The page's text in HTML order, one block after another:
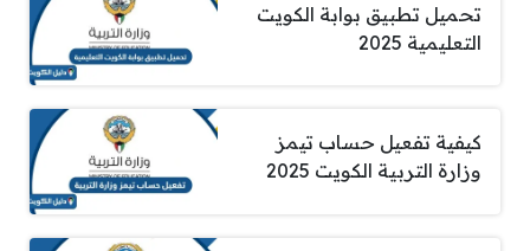
تحميل تطبيق بوابة الكويت
التعليمية 2025
كيفية تفعيل حساب تيمز
وزارة التربية الكويت 2025